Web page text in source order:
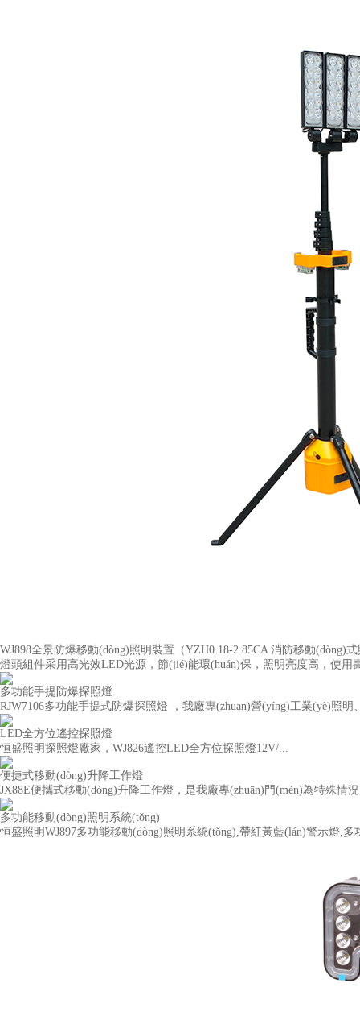
WJ898全景防爆移動(dòng)照明裝置（YZH0.18-2.85CA 消防移動(dòng)
燈頭組件采用高光效LED光源，節(jié)能環(huán)保，照明亮度高，使用
多功能手提防爆探照燈
RJW7106多功能手提式防爆探照燈 ，我廠專(zhuān)營(yíng)工業(yè)照明
LED全方位遙控探照燈
恒盛照明探照燈廠家，WJ826遙控LED全方位探照燈12V/...
便捷式移動(dòng)升降工作燈
JX88E便攜式移動(dòng)升降工作燈，是我廠專(zhuān)門(mén)為特殊情
多功能移動(dòng)照明系統(tǒng)
恒盛照明WJ897多功能移動(dòng)照明系統(tǒng),帶紅黃藍(lán)警示燈,多